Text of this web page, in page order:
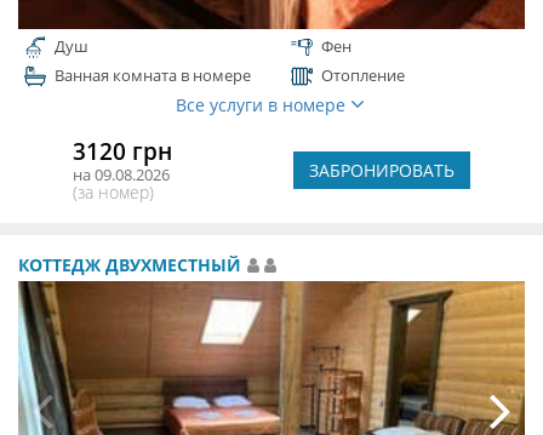
Душ
Фен
Ванная комната в номере
Отопление
Все услуги в номере
3120 грн
на 09.08.2026
(за номер)
ЗАБРОНИРОВАТЬ
КОТТЕДЖ ДВУХМЕСТНЫЙ